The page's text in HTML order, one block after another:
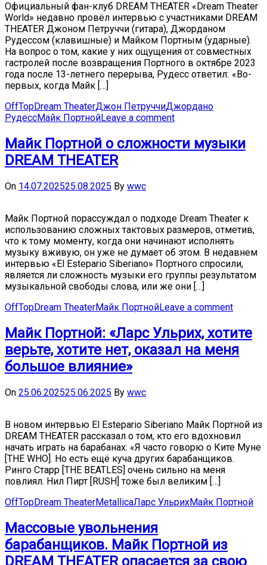
Официальный фан-клуб DREAM THEATER «Dream Theater
World» недавно провёл интервью с участниками DREAM
THEATER Джоном Петруччи (гитара), Джорданом
Рудессом (клавишные) и Майком Портным (ударные).
На вопрос о том, какие у них ощущения от совместных
гастролей после возвращения Портного в октябре 2023
года после 13-летнего перерыва, Рудесс ответил: «Во-
первых, когда Майк […]
OffTopDream TheaterДжон ПетруччиДжордано
РудессМайк ПортнойLeave a comment
Майк Портной о сложности музыки
DREAM THEATER
On 14.07.202525.08.2025 By wwc
Майк Портной порассуждал о подходе Dream Theater к
использованию сложных тактовых размеров, отметив,
что к тому моменту, когда они начинают исполнять
музыку вживую, он уже не думает об этом. В недавнем
интервью «El Estepario Siberiano» Портного спросили,
является ли сложность музыки его группы результатом
музыкальной свободы слова, или же они […]
OffTopDream TheaterМайк ПортнойLeave a comment
Майк Портной: «Ларс Ульрих, хотите
верьте, хотите нет, оказал на меня
большое влияние»
On 25.06.202525.06.2025 By wwc
В новом интервью El Estepario Siberiano Майк Портной из
DREAM THEATER рассказал о том, кто его вдохновил
начать играть на барабанах: «Я часто говорю о Ките Муне
[THE WHO]. Но есть ещё куча других барабанщиков.
Ринго Старр [THE BEATLES] очень сильно на меня
повлиял. Нил Пирт [RUSH] тоже был великим […]
OffTopDream TheaterMetallicaЛарс УльрихМайк Портной
Массовые увольнения
барабанщиков. Майк Портной из
DREAM THEATER опасается за свою